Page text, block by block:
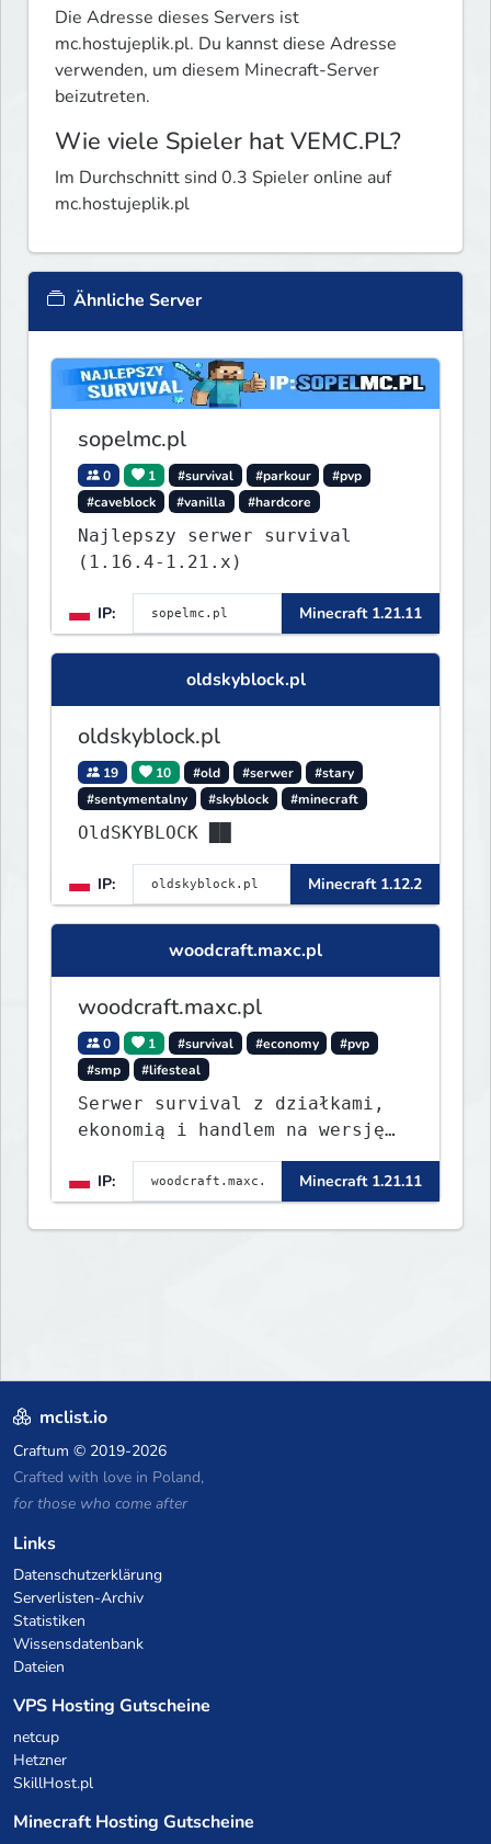
Die Adresse dieses Servers ist
mc.hostujeplik.pl. Du kannst diese Adresse
verwenden, um diesem Minecraft-Server
beizutreten.
Wie viele Spieler hat VEMC.PL?
Im Durchschnitt sind 0.3 Spieler online auf
mc.hostujeplik.pl
Ähnliche Server
sopelmc.pl
0 1 #survival #parkour
#pvp
#caveblock
#vanilla #hardcore
Najlepszy serwer survival
(1.16.4-1.21.x)
IP: Minecraft 1.21.11
oldskyblock.pl
oldskyblock.pl
19 10 #old #serwer
#stary
#sentymentalny
#skyblock #minecraft
OldSKYBLOCK ██
IP: Minecraft 1.12.2
woodcraft.maxc.pl
woodcraft.maxc.pl
0 1 #survival #economy
#pvp
#smp
#lifesteal
Serwer survival z działkami,
ekonomią i handlem na wersję
IP:
Minecraft 1.21.11
mclist.io
Craftum © 2019-2026
Crafted with love in Poland,
for those who come after
Links
Datenschutzerklärung
Serverlisten-Archiv
Statistiken
Wissensdatenbank
Dateien
VPS Hosting Gutscheine
netcup
Hetzner
SkillHost.pl
Minecraft Hosting Gutscheine